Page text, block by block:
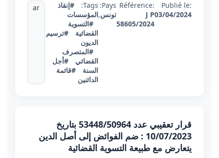
Publié le:
03/04/2024
Référence:
J P
58605/2024
Pays:
تونس,
Tags:
#إنقاذ
المؤسسات
#التسوية
القضائية
#ترسيم
الديون
#المتصرف
القضائي
#أجل
السنة
#قائمة
الدائنين
ar
قرار تعقيبي عدد 53448/50964 بتاريخ
10/07/2023 : ضم الفوائض إلى أصل الدين
يتعارض مع طبيعة التسوية القضائية